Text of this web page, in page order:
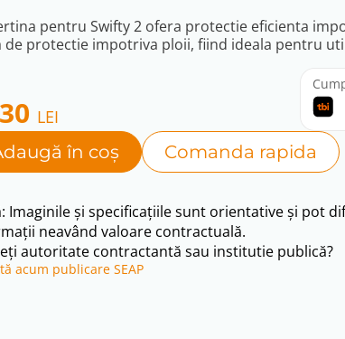
pentru Swifty 2 ofera protectie eficienta
de protectie impotriva ploii, fiind ideala pentru
LEI
în coș Comanda rapida
Imaginile și specificațiile sunt orientative și pot
neavând valoare contractuală.
autoritate contractantă sau institutie publică?
acum publicare SEAP